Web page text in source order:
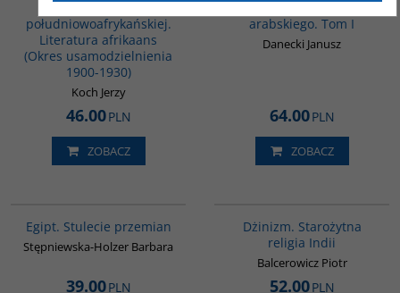
Historia literatury
południowoafrykańskiej.
Literatura afrikaans
(Okres usamodzielnienia
1900-1930)
Koch Jerzy
46.00PLN
ZOBACZ
Gramatyka języka
arabskiego. Tom I
Danecki Janusz
64.00PLN
ZOBACZ
Egipt. Stulecie przemian
Stępniewska-Holzer Barbara
39.00PLN
Dżinizm. Starożytna
religia Indii
Balcerowicz Piotr
52.00PLN